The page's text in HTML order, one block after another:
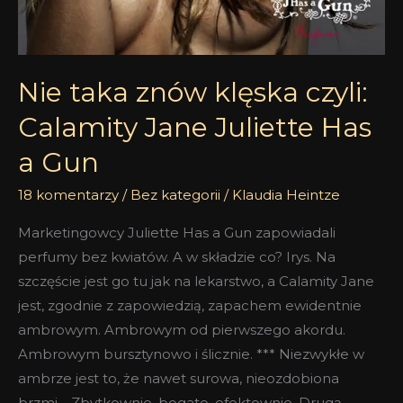
Nie taka znów klęska czyli:
Calamity Jane Juliette Has
a Gun
18 komentarzy / Bez kategorii / Klaudia Heintze
Marketingowcy Juliette Has a Gun zapowiadali
perfumy bez kwiatów. A w składzie co? Irys. Na
szczęście jest go tu jak na lekarstwo, a Calamity Jane
jest, zgodnie z zapowiedzią, zapachem ewidentnie
ambrowym. Ambrowym od pierwszego akordu.
Ambrowym bursztynowo i ślicznie. *** Niezwykłe w
ambrze jest to, że nawet surowa, nieozdobiona